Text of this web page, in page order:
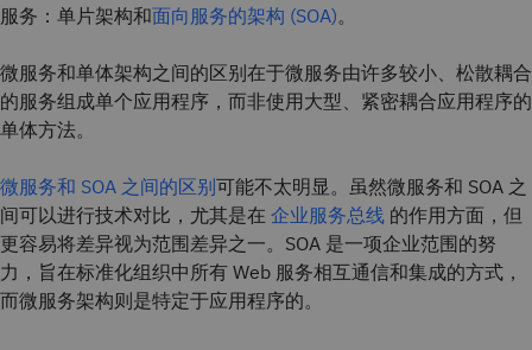
服务：单片架构和面向服务的架构 (SOA)。
微服务和单体架构之间的区别在于微服务由许多较小、松散耦合
的服务组成单个应用程序，而非使用大型、紧密耦合应用程序的
单体方法。
微服务和 SOA 之间的区别可能不太明显。虽然微服务和 SOA 之
间可以进行技术对比，尤其是在 企业服务总线 的作用方面，但
更容易将差异视为范围差异之一。SOA 是一项企业范围的努
力，旨在标准化组织中所有 Web 服务相互通信和集成的方式，
而微服务架构则是特定于应用程序的。